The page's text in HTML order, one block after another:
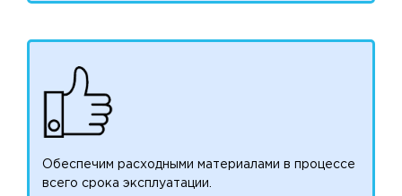
Обеспечим расходными материалами в процессе
всего срока эксплуатации.